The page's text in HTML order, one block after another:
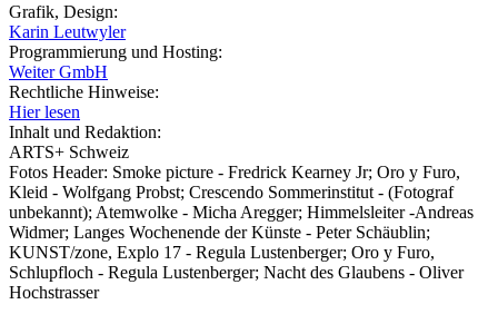
Grafik, Design:
Karin Leutwyler
Programmierung und Hosting:
Weiter GmbH
Rechtliche Hinweise:
Hier lesen
Inhalt und Redaktion:
ARTS+ Schweiz
Fotos Header: Smoke picture - Fredrick Kearney Jr; Oro y Furo,
Kleid - Wolfgang Probst; Crescendo Sommerinstitut - (Fotograf
unbekannt); Atemwolke - Micha Aregger; Himmelsleiter -Andreas
Widmer; Langes Wochenende der Künste - Peter Schäublin;
KUNST/zone, Explo 17 - Regula Lustenberger; Oro y Furo,
Schlupfloch - Regula Lustenberger; Nacht des Glaubens - Oliver
Hochstrasser